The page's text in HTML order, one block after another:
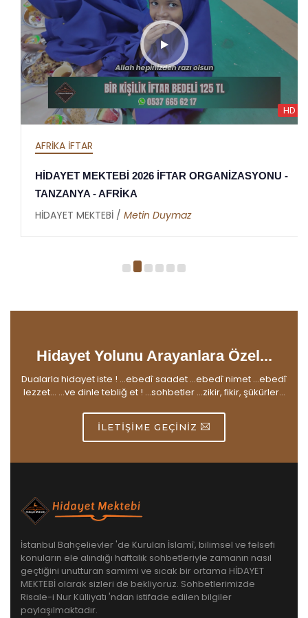
HD
AFRİKA İFTAR
HİDAYET MEKTEBİ 2026 İFTAR ORGANİZASYONU -
TANZANYA - AFRİKA
HİDAYET MEKTEBİ / Metin Duymaz
Hidayet Yolunu Arayanlara Özel...
Dualarla hidayet iste ! ...ebedî saadet ...ebedî nimet ...ebedî
lezzet... ...ve dinle tebliğ et ! ...sohbetler ...zikir, fikir, şükürler...
İLETIŞIME GEÇINIZ
İstanbul Bahçelievler 'de Kurulan İslamî, bilimsel ve felsefi
konuların ele alındığı haftalık sohbetleriyle zamanın nasıl
geçtiğini unutturan samimi ve sıcak bir ortama HİDAYET
MEKTEBİ olarak sizleri de bekliyoruz. Sohbetlerimizde
Risale-i Nur Külliyatı 'ndan istifade edilen bilgiler
paylaşılmaktadır.